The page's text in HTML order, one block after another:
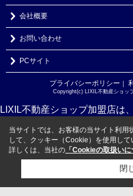
会社概要
お問い合わせ
PCサイト
プライバシーポリシー ｜
Copyright(c) LIXIL不動産ショッ
LIXIL不動産ショップ加盟店は
当サイトでは、お客様の当サイト利用
して、クッキー（Cookie）を使用して
詳しくは、当社の 「Cookieの取扱いに
閉